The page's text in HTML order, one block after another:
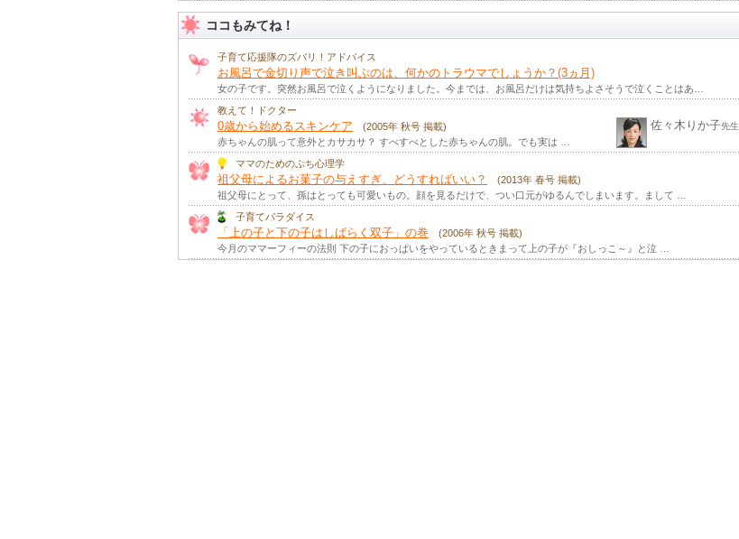
ストレスを味方につけるとは (2023年 冬号 掲載)
笑顔が笑顔を呼ぶのはなぜ？
【ママのためのぷち心理学】
ほめ合う家族の漏れ聞きコミュニケーション
子どもたちは、ほめられることが大好き。もちろん私たち大人もそうです。ほめられると「もっとがんばろ …
【ママのためのぷち心理学】
家事で健康になる秘訣とは
【ママのためのぷち心理学】
希望の力
【ママのためのぷち心理学】
ココもみてね！
子育て応援隊のズバリ！アドバイス
お風呂で金切り声で泣き叫ぶのは、何かのトラウマでしょうか？(3ヵ月)
女の子です。突然お風呂で泣くようになりました。今までは、お風呂だけは気持ちよさそうで泣くことはあ…
教えて！ドクター
0歳から始めるスキンケア
(2005年 秋号 掲載)
赤ちゃんの肌って意外とカサカサ？ すべすべとした赤ちゃんの肌。でも実は …
佐々木りか子先生
ママのためのぷち心理学
祖父母によるお菓子の与えすぎ、どうすればいい？
(2013年 春号 掲載)
祖父母にとって、孫はとっても可愛いもの。顔を見るだけで、つい口元がゆるんでしまいます。まして …
子育てパラダイス
「上の子と下の子はしばらく双子」の巻
(2006年 秋号 掲載)
今月のママーフィーの法則 下の子におっぱいをやっているときまって上の子が『おしっこ～』と泣 …